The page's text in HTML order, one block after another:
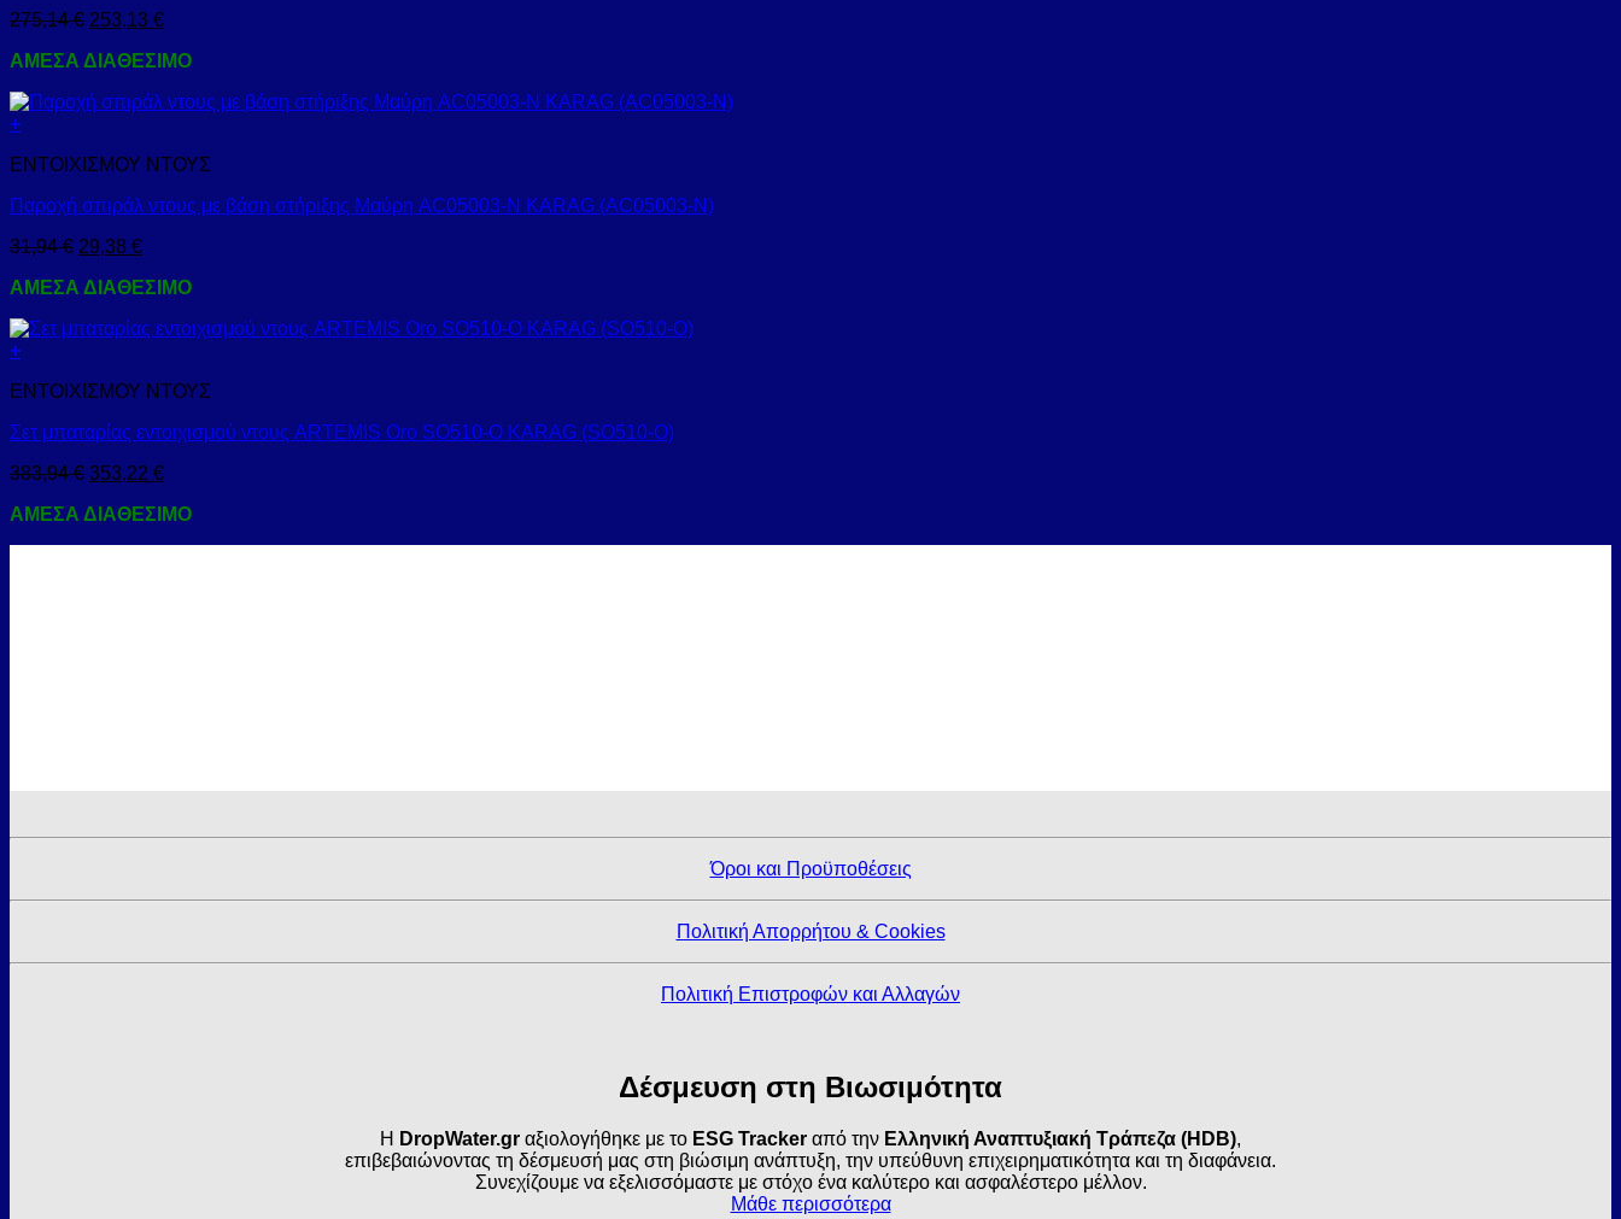
275,14€ 253,13 €
ΑΜΕΣΑ ΔΙΑΘΕΣΙΜΟ
+
ΕΝΤΟΙΧΙΣΜΟΥ ΝΤΟΥΣ
Παροχή σπιράλ ντους με βάση στήριξης Μαύρη AC05003-N KARAG (AC05003-N)
31,94€ 29,38 €
ΑΜΕΣΑ ΔΙΑΘΕΣΙΜΟ
+
ΕΝΤΟΙΧΙΣΜΟΥ ΝΤΟΥΣ
Σετ μπαταρίας εντοιχισμού ντους ARTEMIS Oro SO510-O KARAG (SO510-O)
383,94€ 353,22 €
ΑΜΕΣΑ ΔΙΑΘΕΣΙΜΟ
Όροι και Προϋποθέσεις
Πολιτική Απορρήτου & Cookies
Πολιτική Επιστροφών και Αλλαγών
Δέσμευση στη Βιωσιμότητα
Η DropWater.gr αξιολογήθηκε με το ESG Tracker από την Ελληνική Αναπτυξιακή Τράπεζα (HDB),
επιβεβαιώνοντας τη δέσμευσή μας στη βιώσιμη ανάπτυξη, την υπεύθυνη επιχειρηματικότητα και τη διαφάνεια.
Συνεχίζουμε να εξελισσόμαστε με στόχο ένα καλύτερο και ασφαλέστερο μέλλον.
Μάθε περισσότερα